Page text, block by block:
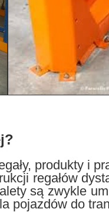
produkty i
regałów
są zwykle
pojazdów do